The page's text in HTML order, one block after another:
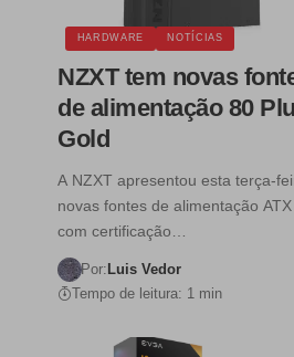
HARDWARE NOTÍCIAS
NZXT tem novas
de alimentação 80
Gold
A NZXT apresentou esta terça-
novas fontes de alimentação ATX
com certificação…
Por:Luis Vedor
Tempo de leitura: 1 min